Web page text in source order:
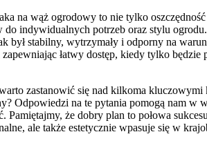
na wąż ogrodowy to nie tylko
do indywidualnych potrzeb oraz stylu
był stabilny, wytrzymały i odporny na
łatwy dostęp, kiedy tylko
zastanowić się nad kilkoma
Odpowiedzi na te pytania pomogą nam w
Pamiętajmy, że dobry plan to połowa
ale także estetycznie wpasuje się w